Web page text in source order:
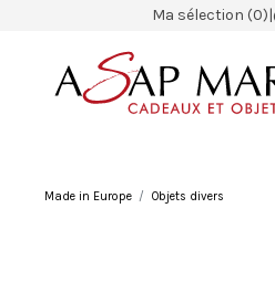
Ma sélection (0)|
Made in Europe Objets divers